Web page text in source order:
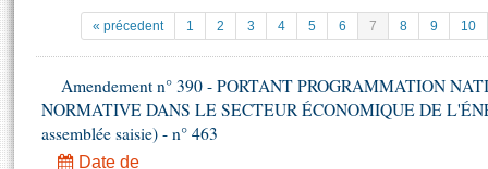
Projets de loi
Propositions de loi
Amendements
Documents de référence
( Constitution | Règlement de l'Assemblée ... )
Juniors
La Bibliothèque
Contacts et plan d'accès
Photos libres de droit
« précedent 1 2 3 4 5 6 7 8 9 10
Amendement n° 390 - PORTANT PROGRAMMATION
NORMATIVE DANS LE SECTEUR ÉCONOMIQUE DE
assemblée saisie) - n° 463
Date de